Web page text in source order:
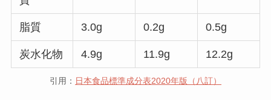
脂質 3.0g 0.2g 0.5g
炭水化物 4.9g 11.9g 12.2g
引用： 日本食品標準成分表2020年版（八訂）